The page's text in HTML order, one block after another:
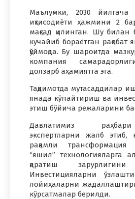
Маълумки, 2030 йилгача
иқтисодиёти ҳажмини 2
мақсад қилинган. Шу билан
кучайиб бораётган рақобат
қўймоқда. Бу шароитда
компания
долзарб аҳамиятга эга.
Тақдимотда мутасаддилар
янада кўпайтириш ва
этиш бўйича режаларини
Давлатимиз
экспертларни жалб этиб,
рақамли
“яшил” технологияларга
қаратиш зарурлигини
Инвестицияларни
лойиҳаларни
кўрсатмалар берилди.